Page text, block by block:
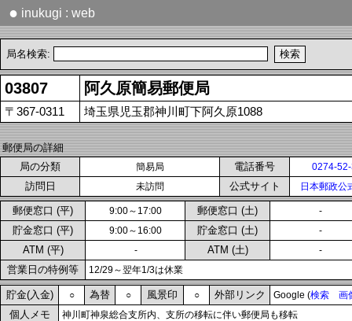
● inukugi : web
局名検索:
03807 阿久原簡易郵便局
〒367-0311 埼玉県児玉郡神川町下阿久原1088
郵便局の詳細
局の分類
簡易局 電話番号 0274-
訪問日 未訪問 公式サイト 日本郵政公
郵便窓口 (平) 9:00～17:00 郵便窓口 (土) -
貯金窓口 (平) 9:00～16:00 貯金窓口 (土) -
ATM (平) - ATM (土) -
営業日の特例等 12/29～翌年1/3は休業
貯金(入金) ○ 為替 ○ 風景印 ○ 外部リンク Google (検索 画
個人メモ 神川町神泉総合支所内、支所の移転に伴い郵便局も移転